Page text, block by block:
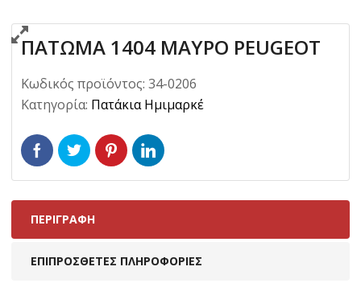
ΠΑΤΩΜΑ 1404 ΜΑΥΡΟ PEUGEOT
Κωδικός προϊόντος: 34-0206
Κατηγορία: Πατάκια Ημιμαρκέ
ΠΕΡΙΓΡΑΦΉ
ΕΠΙΠΡΌΣΘΕΤΕΣ ΠΛΗΡΟΦΟΡΊΕΣ